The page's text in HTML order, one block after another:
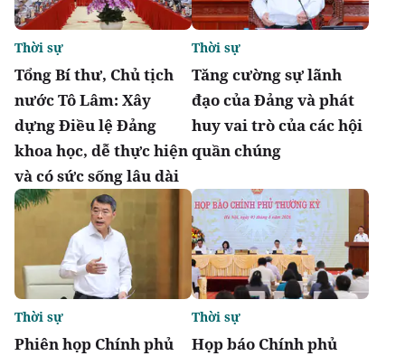
Tổng Bí thư, Chủ tịch
nước Tô Lâm: Xây
dựng Điều lệ Đảng
khoa học, dễ thực hiện
và có sức sống lâu dài
Thời sự
Tăng cường sự lãnh
đạo của Đảng và phát
huy vai trò của các hội
quần chúng
Thời sự
Phiên họp Chính phủ
Thời sự
Họp báo Chính phủ
Thời sự